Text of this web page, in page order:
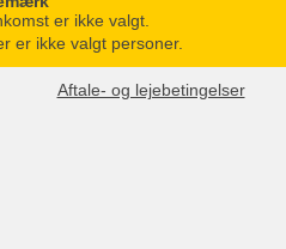
er ikke valgt.
er ikke valgt personer.
Aftale- og lejebetingelser